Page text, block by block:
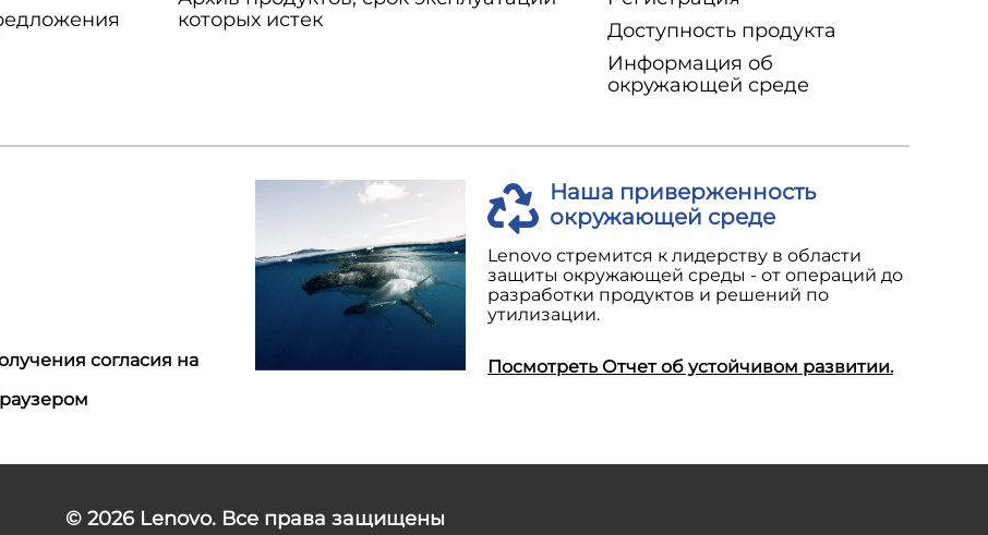
которых истек
Доступность продукта
Информация об
окружающей среде
согласия на
Наша приверженность
окружающей среде
Lenovo стремится к лидерству в области
защиты окружающей среды - от операций до
разработки продуктов и решений по
утилизации.
Посмотреть Отчет об устойчивом развитии.
© 2026 Lenovo. Все права защищены